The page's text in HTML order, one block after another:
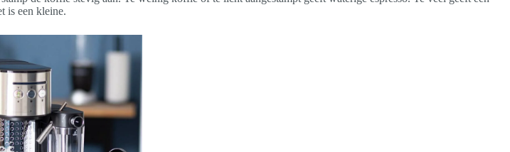
is een kleine.